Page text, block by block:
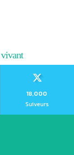
18,000
Suiveurs